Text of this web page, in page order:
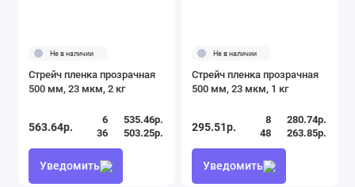
Не в наличии
Стрейч пленка прозрачная
500 мм, 23 мкм, 2 кг
563.64р.
6
535.46р.
36
503.25р.
Уведомить
Не в наличии
Стрейч пленка прозрачная
500 мм, 23 мкм, 1 кг
295.51р.
8
280.74р.
48
263.85р.
Уведомить